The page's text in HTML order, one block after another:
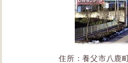
住所：養父市八鹿